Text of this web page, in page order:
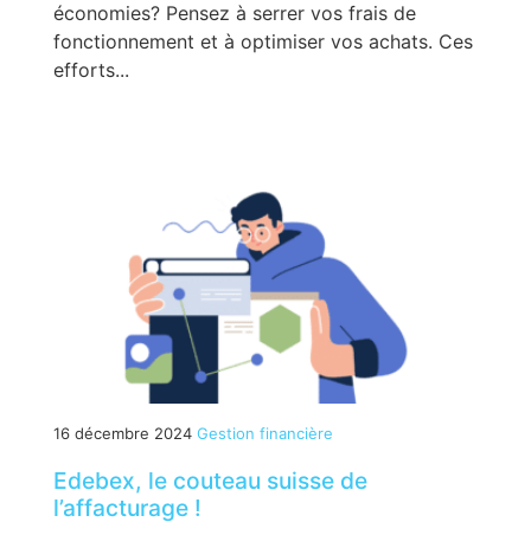
économies? Pensez à serrer vos frais de
fonctionnement et à optimiser vos achats. Ces
efforts...
16 décembre 2024 Gestion financière
Edebex, le couteau suisse de
l’affacturage !